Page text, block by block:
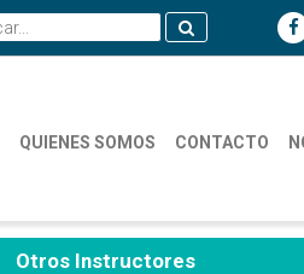
QUIENES SOMOS CONTACTO
Otros Instructores